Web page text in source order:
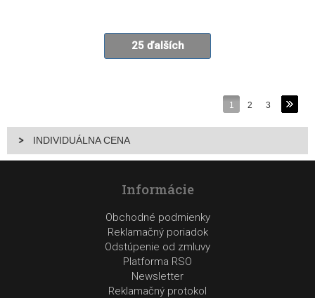
25 ďalších
1 2 3
INDIVIDUÁLNA CENA
Informácie
Obchodné podmienky
Reklamačný poriadok
Odstúpenie od zmluvy
Platforma RSO
Newsletter
Reklamačný protokol